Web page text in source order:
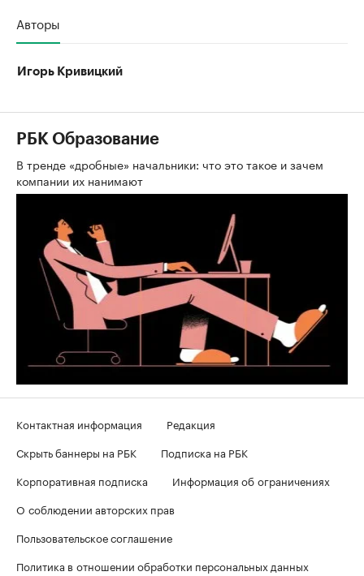
Авторы
Игорь Кривицкий
РБК Образование
В тренде «дробные» начальники: что это такое и зачем
компании их нанимают
Контактная информация
Редакция
Скрыть баннеры на РБК
Подписка на РБК
Корпоративная подписка
Информация об ограничениях
О соблюдении авторских прав
Пользовательское соглашение
Политика в отношении обработки персональных данных